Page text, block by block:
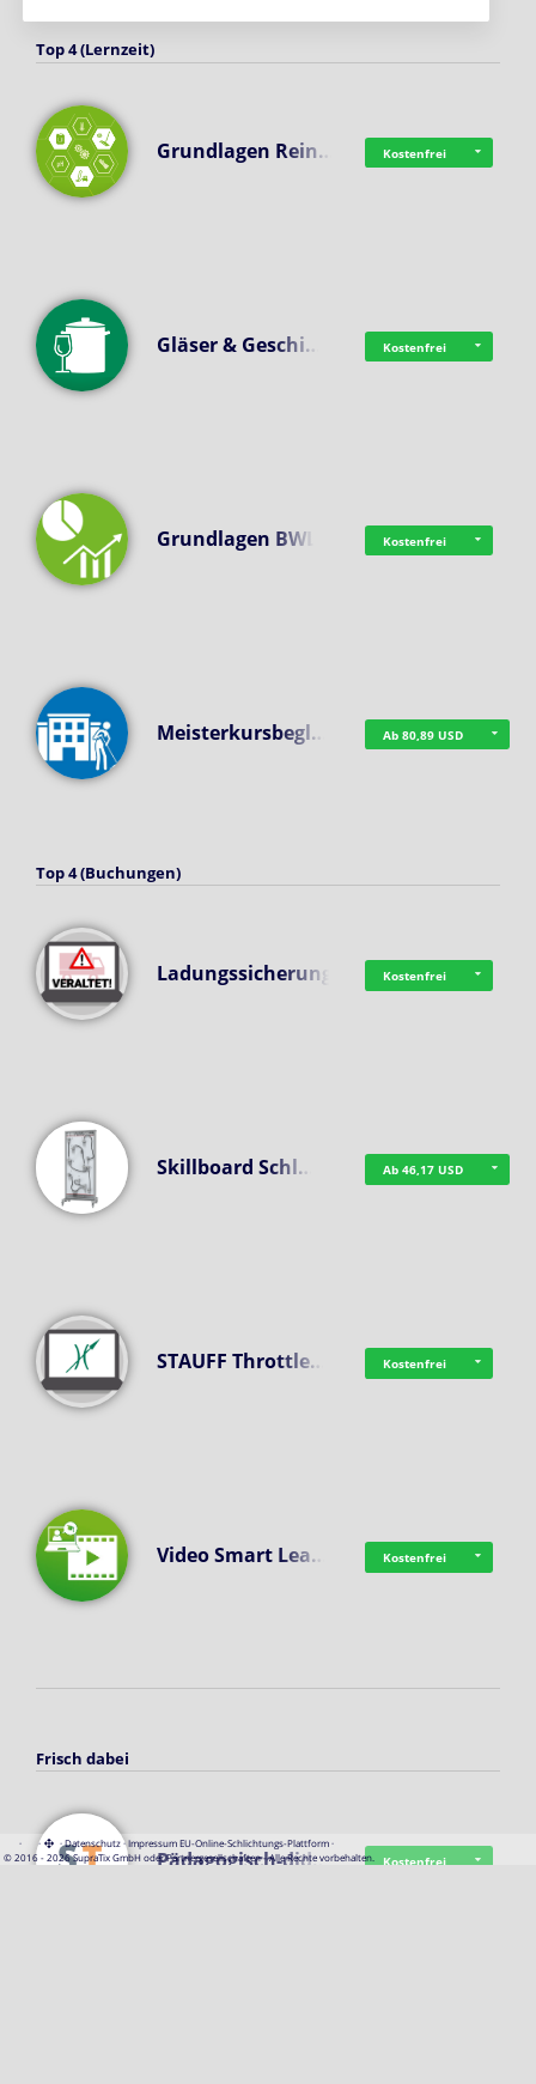
Top 4 (Lernzeit)
Grundlagen Rein… Kostenfrei
Gläser & Geschi… Kostenfrei
Grundlagen BWL Kostenfrei
Meisterkursbegl… Ab 80,89 USD
Top 4 (Buchungen)
Ladungssicherung Kostenfrei
Skillboard Schl… Ab 46,17 USD
STAUFF Throttle… Kostenfrei
Video Smart Lea… Kostenfrei
Frisch dabei
Pädagogisch-did… Kostenfrei
· · ·Datenschutz·Impressum EU-Online-Schlichtungs-Plattform·
© 2016 - 2026 SupraTix GmbH oder Partnergesellschaften - Alle Rechte vorbehalten.